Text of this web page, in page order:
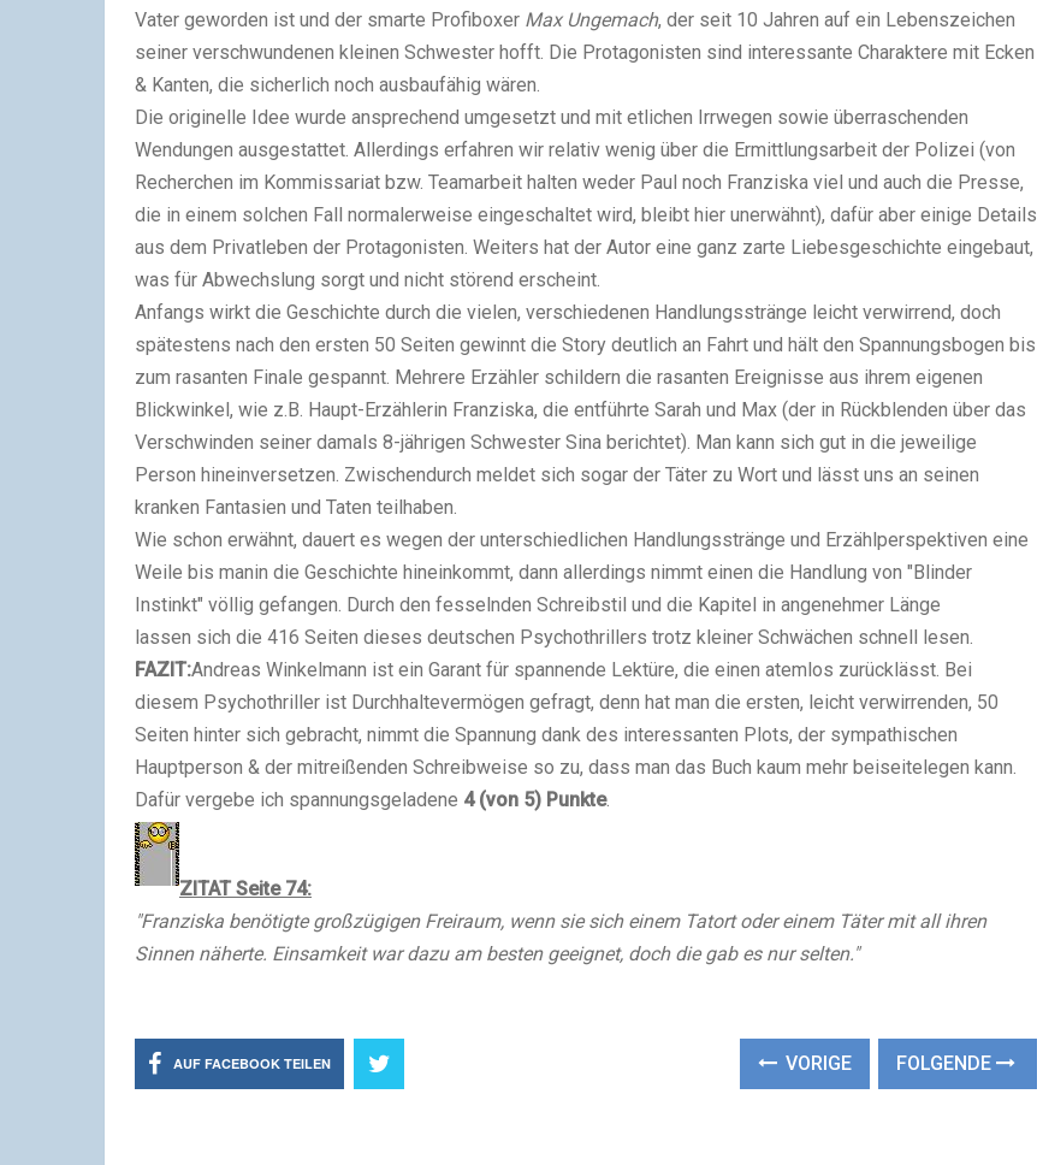
Vater geworden ist und der smarte Profiboxer Max Ungemach, der seit 10 Jahren auf ein Lebenszeichen
seiner verschwundenen kleinen Schwester hofft. Die Protagonisten sind interessante Charaktere mit Ecken
& Kanten, die sicherlich noch ausbaufähig wären.
Die originelle Idee wurde ansprechend umgesetzt und mit etlichen Irrwegen sowie überraschenden
Wendungen ausgestattet. Allerdings erfahren wir relativ wenig über die Ermittlungsarbeit der Polizei (von
Recherchen im Kommissariat bzw. Teamarbeit halten weder Paul noch Franziska viel und auch die Presse,
die in einem solchen Fall normalerweise eingeschaltet wird, bleibt hier unerwähnt), dafür aber einige Details
aus dem Privatleben der Protagonisten. Weiters hat der Autor eine ganz zarte Liebesgeschichte eingebaut,
was für Abwechslung sorgt und nicht störend erscheint.
Anfangs wirkt die Geschichte durch die vielen, verschiedenen Handlungsstränge leicht verwirrend, doch
spätestens nach den ersten 50 Seiten gewinnt die Story deutlich an Fahrt und hält den Spannungsbogen bis
zum rasanten Finale gespannt. Mehrere Erzähler schildern die rasanten Ereignisse aus ihrem eigenen
Blickwinkel, wie z.B. Haupt-Erzählerin Franziska, die entführte Sarah und Max (der in Rückblenden über das
Verschwinden seiner damals 8-jährigen Schwester Sina berichtet). Man kann sich gut in die jeweilige
Person hineinversetzen. Zwischendurch meldet sich sogar der Täter zu Wort und lässt uns an seinen
kranken Fantasien und Taten teilhaben.
Wie schon erwähnt, dauert es wegen der unterschiedlichen Handlungsstränge und Erzählperspektiven eine
Weile bis manin die Geschichte hineinkommt, dann allerdings nimmt einen die Handlung von "Blinder
Instinkt" völlig gefangen. Durch den fesselnden Schreibstil und die Kapitel in angenehmer Länge
lassen sich die 416 Seiten dieses deutschen Psychothrillers trotz kleiner Schwächen schnell lesen.
FAZIT:Andreas Winkelmann ist ein Garant für spannende Lektüre, die einen atemlos zurücklässt. Bei
diesem Psychothriller ist Durchhaltevermögen gefragt, denn hat man die ersten, leicht verwirrenden, 50
Seiten hinter sich gebracht, nimmt die Spannung dank des interessanten Plots, der sympathischen
Hauptperson & der mitreißenden Schreibweise so zu, dass man das Buch kaum mehr beiseitelegen kann.
Dafür vergebe ich spannungsgeladene 4(von 5) Punkte.
ZITAT Seite 74:
"Franziska benötigte großzügigen Freiraum, wenn sie sich einem Tatort oder einem Täter mit all ihren
Sinnen näherte. Einsamkeit war dazu am besten geeignet, doch die gab es nur selten."
AUF FACEBOOK TEILEN VORIGE FOLGENDE